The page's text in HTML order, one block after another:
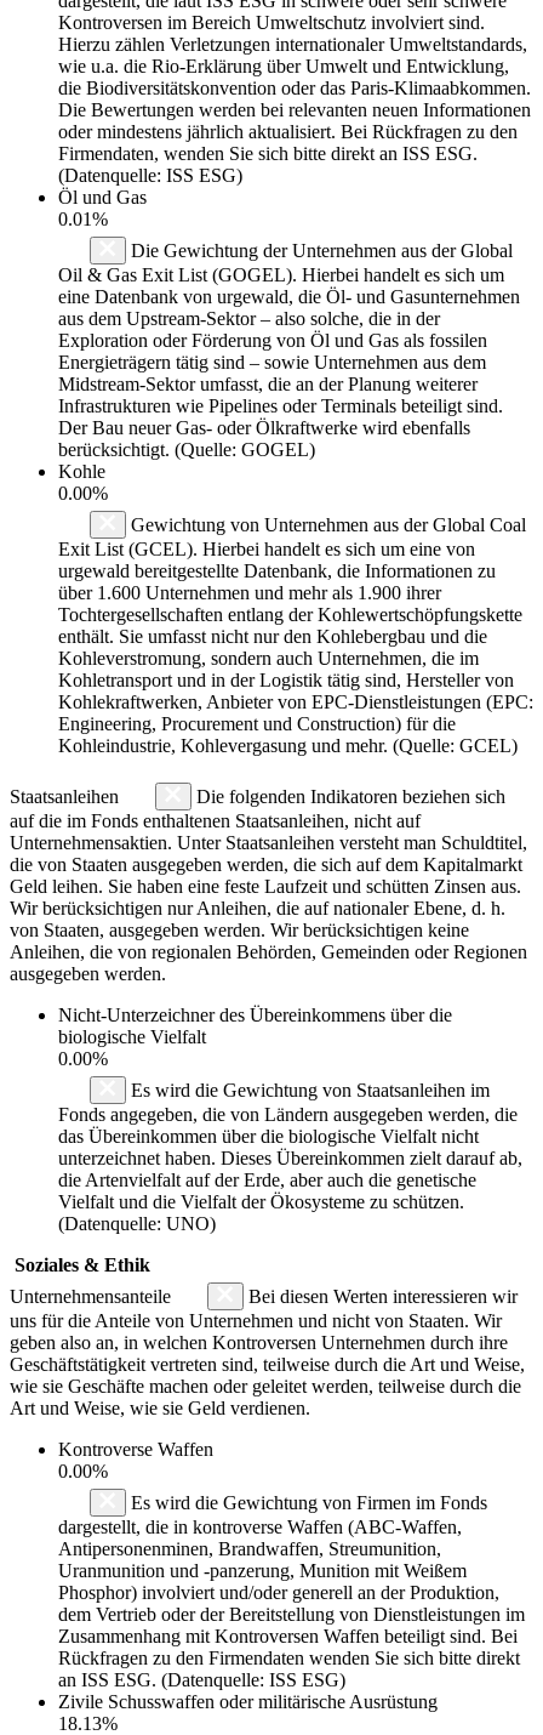
Kontroversen im Bereich Umweltschutz involviert sind.
Hierzu zählen Verletzungen internationaler Umweltstandards,
wie u.a. die Rio-Erklärung über Umwelt und Entwicklung,
die Biodiversitätskonvention oder das Paris-Klimaabkommen.
Die Bewertungen werden bei relevanten neuen Informationen
oder mindestens jährlich aktualisiert. Bei Rückfragen zu den
Firmendaten, wenden Sie sich bitte direkt an ISS ESG.
(Datenquelle: ISS ESG)
Öl und Gas
0.01%
Die Gewichtung der Unternehmen aus der Global
Oil & Gas Exit List (GOGEL). Hierbei handelt es sich um
eine Datenbank von urgewald, die Öl- und Gasunternehmen
aus dem Upstream-Sektor – also solche, die in der
Exploration oder Förderung von Öl und Gas als fossilen
Energieträgern tätig sind – sowie Unternehmen aus dem
Midstream-Sektor umfasst, die an der Planung weiterer
Infrastrukturen wie Pipelines oder Terminals beteiligt sind.
Der Bau neuer Gas- oder Ölkraftwerke wird ebenfalls
berücksichtigt. (Quelle: GOGEL)
Kohle
0.00%
Gewichtung von Unternehmen aus der Global Coal
Exit List (GCEL). Hierbei handelt es sich um eine von
urgewald bereitgestellte Datenbank, die Informationen zu
über 1.600 Unternehmen und mehr als 1.900 ihrer
Tochtergesellschaften entlang der Kohlewertschöpfungskette
enthält. Sie umfasst nicht nur den Kohlebergbau und die
Kohleverstromung, sondern auch Unternehmen, die im
Kohletransport und in der Logistik tätig sind, Hersteller von
Kohlekraftwerken, Anbieter von EPC-Dienstleistungen (EPC:
Engineering, Procurement und Construction) für die
Kohleindustrie, Kohlevergasung und mehr. (Quelle: GCEL)
Staatsanleihen
Die folgenden Indikatoren beziehen sich
auf die im Fonds enthaltenen Staatsanleihen, nicht auf
Unternehmensaktien. Unter Staatsanleihen versteht man Schuldtitel,
die von Staaten ausgegeben werden, die sich auf dem Kapitalmarkt
Geld leihen. Sie haben eine feste Laufzeit und schütten Zinsen aus.
Wir berücksichtigen nur Anleihen, die auf nationaler Ebene, d. h.
von Staaten, ausgegeben werden. Wir berücksichtigen keine
Anleihen, die von regionalen Behörden, Gemeinden oder Regionen
ausgegeben werden.
Nicht-Unterzeichner des Übereinkommens über die
biologische Vielfalt
0.00%
Es wird die Gewichtung von Staatsanleihen im
Fonds angegeben, die von Ländern ausgegeben werden, die
das Übereinkommen über die biologische Vielfalt nicht
unterzeichnet haben. Dieses Übereinkommen zielt darauf ab,
die Artenvielfalt auf der Erde, aber auch die genetische
Vielfalt und die Vielfalt der Ökosysteme zu schützen.
(Datenquelle: UNO)
Soziales & Ethik
Unternehmensanteile
Bei diesen Werten interessieren wir
uns für die Anteile von Unternehmen und nicht von Staaten. Wir
geben also an, in welchen Kontroversen Unternehmen durch ihre
Geschäftstätigkeit vertreten sind, teilweise durch die Art und Weise,
wie sie Geschäfte machen oder geleitet werden, teilweise durch die
Art und Weise, wie sie Geld verdienen.
Kontroverse Waffen
0.00%
Es wird die Gewichtung von Firmen im Fonds
dargestellt, die in kontroverse Waffen (ABC-Waffen,
Antipersonenminen, Brandwaffen, Streumunition,
Uranmunition und -panzerung, Munition mit Weißem
Phosphor) involviert und/oder generell an der Produktion,
dem Vertrieb oder der Bereitstellung von Dienstleistungen im
Zusammenhang mit Kontroversen Waffen beteiligt sind. Bei
Rückfragen zu den Firmendaten wenden Sie sich bitte direkt
an ISS ESG. (Datenquelle: ISS ESG)
Zivile Schusswaffen oder militärische Ausrüstung
18.13%